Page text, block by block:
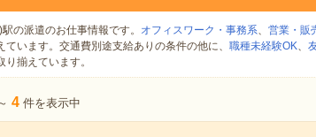
の派遣のお仕事情報です。 オフィスワーク・事務系、 営業・販
ています。交通費別途支給ありの条件の他に、 職種未経験OK、
り揃えています。
4 件を表示中